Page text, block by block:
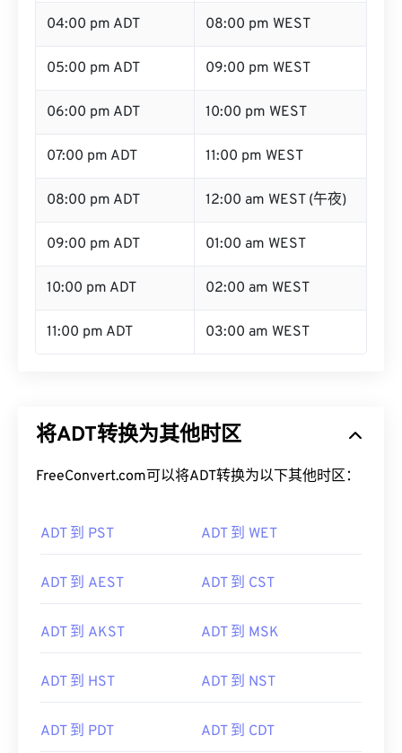
04:00 pm ADT 08:00 pm WEST
05:00 pm ADT 09:00 pm WEST
06:00 pm ADT 10:00 pm WEST
07:00 pm ADT 11:00 pm WEST
08:00 pm ADT 12:00 am WEST (午夜)
09:00 pm ADT 01:00 am WEST
10:00 pm ADT 02:00 am WEST
11:00 pm ADT 03:00 am WEST
将ADT转换为其他时区
FreeConvert.com可以将ADT转换为以下其他时区：
ADT 到 PST ADT 到 WET
ADT 到 AEST ADT 到 CST
ADT 到 AKST ADT 到 MSK
ADT 到 HST ADT 到 NST
ADT 到 PDT ADT 到 CDT